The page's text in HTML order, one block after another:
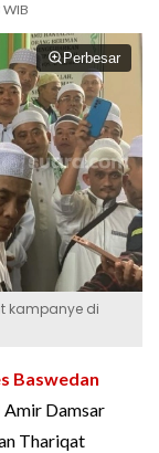
WIB
Perbesar
kampanye di
Baswedan
Amir Damsar
Thariqat